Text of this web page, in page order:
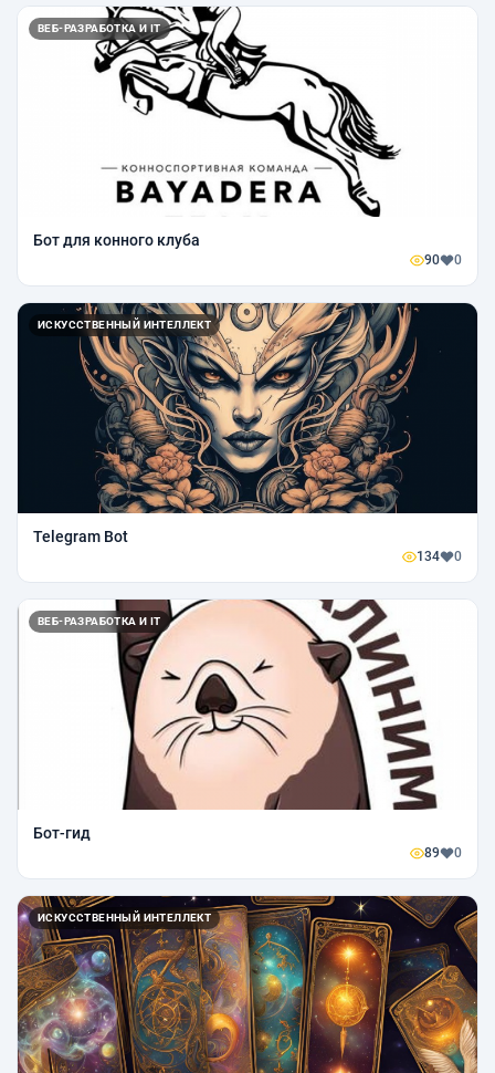
ВЕБ-РАЗРАБОТКА И IT
Бот для конного клуба
90 0
ИСКУССТВЕННЫЙ ИНТЕЛЛЕКТ
Telegram Bot
134 0
ВЕБ-РАЗРАБОТКА И IT
Бот-гид
89 0
ИСКУССТВЕННЫЙ ИНТЕЛЛЕКТ